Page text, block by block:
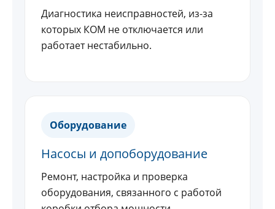
Диагностика неисправностей, из-за
которых КОМ не отключается или
работает нестабильно.
Оборудование
Насосы и допоборудование
Ремонт, настройка и проверка
оборудования, связанного с работой